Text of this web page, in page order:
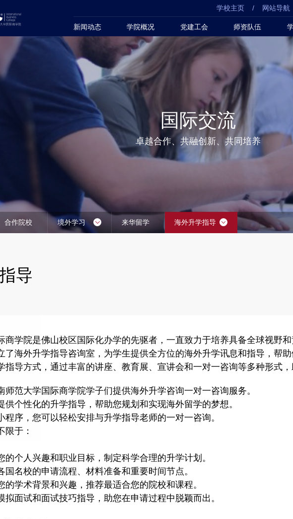
学校主页 / 网站导航
新闻动态 学院概况 党建工会 师资队伍
国际交流
卓越合作、共融创新、共同培养
合作院校 境外学习 来华留学 海外升学指导
导
商学院是佛山校区国际化办学的先驱者，一直致力于培养具备全球视野和
了海外升学指导咨询室，为学生提供全方位的海外升学讯息和指导，帮助
指导方式，通过丰富的讲座、教育展、宣讲会和一对一咨询等多种形式，
师范大学国际商学院学子们提供海外升学咨询一对一咨询服务。
供个性化的升学指导，帮助您规划和实现海外留学的梦想。
程序，您可以轻松安排与升学指导老师的一对一咨询。
限于：
的个人兴趣和职业目标，制定科学合理的升学计划。
国名校的申请流程、材料准备和重要时间节点。
的学术背景和兴趣，推荐最适合您的院校和课程。
拟面试和面试技巧指导，助您在申请过程中脱颖而出。